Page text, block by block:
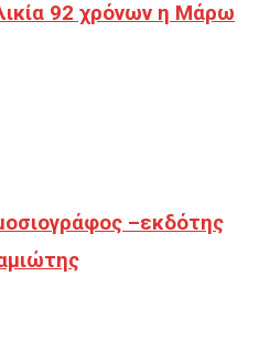
92 χρόνων η Μάρω
–εκδότης